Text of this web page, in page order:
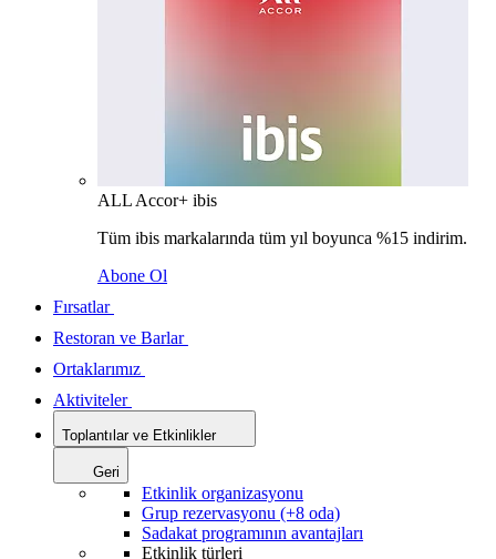
ALL Accor+ ibis
Tüm ibis markalarında tüm yıl boyunca %15 indirim.
Abone Ol
Fırsatlar
Restoran ve Barlar
Ortaklarımız
Aktiviteler
Toplantılar ve Etkinlikler
Geri
Etkinlik organizasyonu
Grup rezervasyonu (+8 oda)
Sadakat programının avantajları
Etkinlik türleri